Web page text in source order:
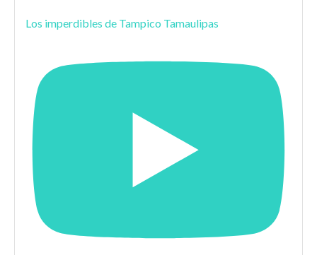
Los imperdibles de Tampico Tamaulipas